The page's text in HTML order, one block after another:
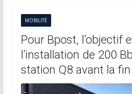
MOBILITÉ
Pour Bpost, l’objectif
l’installation de 200
station Q8 avant la